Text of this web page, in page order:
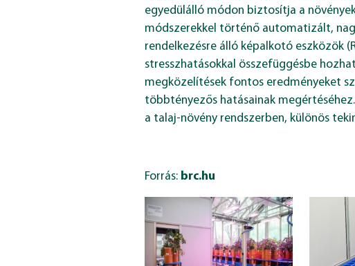
egyedülálló módon biztosítja a
módszerekkel történő automatizált,
rendelkezésre álló képalkotó eszközök
stresszhatásokkal összefüggésbe
megközelítések fontos eredményeket
többtényezős hatásainak
a talaj-növény rendszerben, különös
Forrás: brc.hu